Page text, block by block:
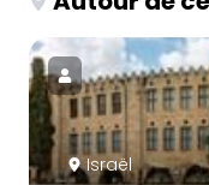
Israël